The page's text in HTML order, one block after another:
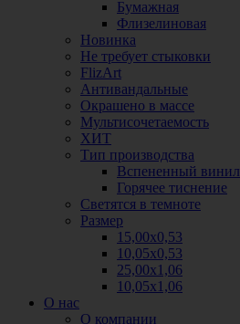
Бумажная
Флизелиновая
Новинка
Не требует стыковки
FlizArt
Антивандальные
Окрашено в массе
Мультисочетаемость
ХИТ
Тип производства
Вспененный винил
Горячее тиснение
Светятся в темноте
Размер
15,00х0,53
10,05х0,53
25,00х1,06
10,05х1,06
О нас
О компании